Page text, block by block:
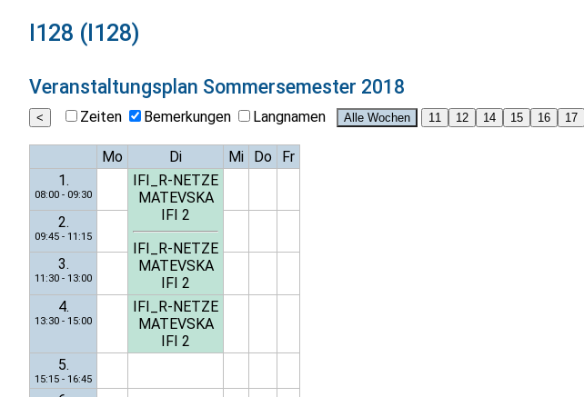
I128 (I128)
Veranstaltungsplan Sommersemester 2018
Zeiten Bemerkungen Langnamen
Mo Di Mi Do
Fr
1.
08:00 - 09:30
IFI_R-NETZE
MATEVSKA
IFI 2
IFI_R-NETZE
MATEVSKA
IFI 2
2.
09:45 - 11:15
3.
11:30 - 13:00
4.
13:30 - 15:00
IFI_R-NETZE
MATEVSKA
IFI 2
5.
15:15 - 16:45